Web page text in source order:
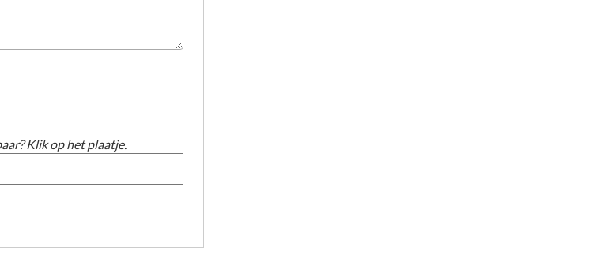
Klik op het plaatje.